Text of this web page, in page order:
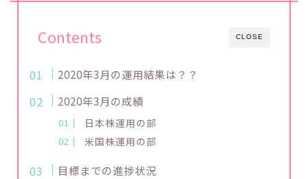
CLOSE
Contents
2020年3月の運用結果は？？
2020年3月の成績
日本株運用の部
米国株運用の部
目標までの進捗状況